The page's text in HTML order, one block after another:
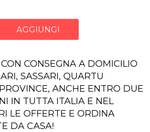
AGGIUNGI
CONSEGNA A DOMICILIO
SASSARI, QUARTU
ANCHE ENTRO DUE
IN TUTTA ITALIA E NEL
LE OFFERTE E ORDINA
DA CASA!